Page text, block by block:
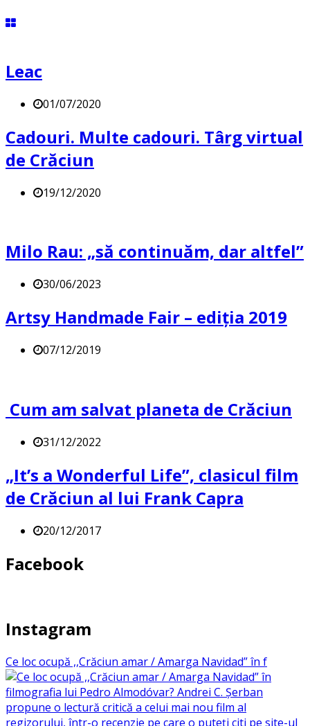
Leac
01/07/2020
Cadouri. Multe cadouri. Târg virtual
de Crăciun
19/12/2020
Milo Rau: „să continuăm, dar altfel”
30/06/2023
Artsy Handmade Fair – ediția 2019
07/12/2019
Cum am salvat planeta de Crăciun
31/12/2022
„It’s a Wonderful Life”, clasicul film
de Crăciun al lui Frank Capra
20/12/2017
Facebook
Instagram
Ce loc ocupă ,,Crăciun amar / Amarga Navidad” în f